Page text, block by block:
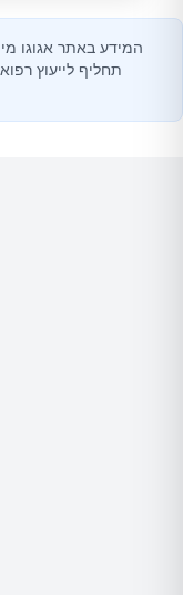
המידע באתר אגוגו
תחליף לייעוץ